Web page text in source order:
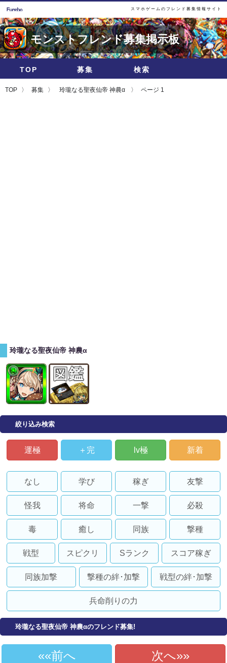
スマホゲームのフレンド募集情報サイト
モンストフレンド募集掲示板
TOP 募集 検索
TOP 募集 玲瓏なる聖夜仙帝 神農α ページ 1
玲瓏なる聖夜仙帝 神農α
絞り込み検索
運極 ＋完 lv極 新着
なし 学び 稼ぎ 友撃
怪我 将命 一撃 必殺
毒 癒し 同族 撃種
戦型 スピクリ Sランク スコア稼ぎ
同族加撃 撃種の絆･加撃 戦型の絆･加撃
兵命削りの力
玲瓏なる聖夜仙帝 神農αのフレンド募集!
«前へ 次へ»